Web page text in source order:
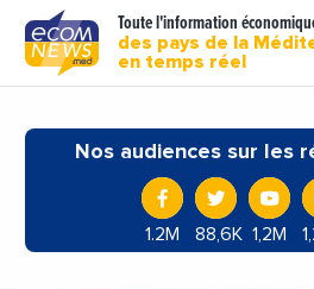
Toute l'information
des pays de la
en temps réel
Nos audiences sur les
1.2M 88,6K 1,2M